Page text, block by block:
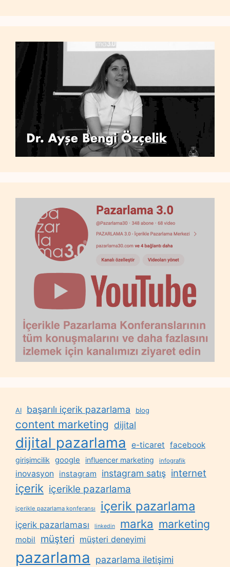
AI başarılı içerik pazarlama blog
content marketing dijital
dijital pazarlama e-ticaret facebook
girişimcilik google influencer marketing infografik
inovasyon instagram instagram satış internet
içerik içerikle pazarlama
içerikle pazarlama konferansı içerik pazarlama
içerik pazarlaması linkedin marka marketing
mobil müşteri müşteri deneyimi
pazarlama
pazarlama iletişimi